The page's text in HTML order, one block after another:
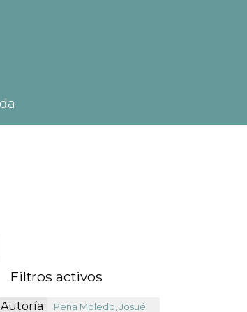
Filtros activos
Autoría Pena Moledo, Josué